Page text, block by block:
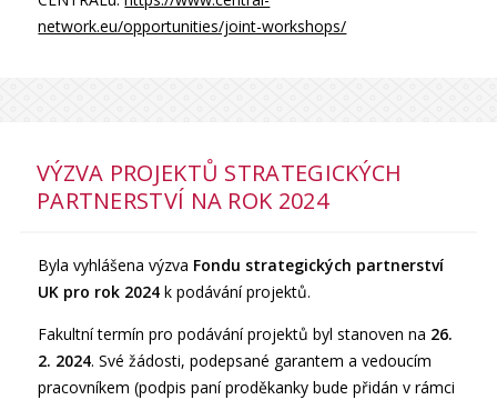
network.eu/opportunities/joint-workshops/
VÝZVA PROJEKTŮ STRATEGICKÝCH
PARTNERSTVÍ NA ROK 2024
Byla vyhlášena výzva Fondu strategických partnerství
UK pro rok 2024k podávání projektů.
Fakultní termín pro podávání projektů byl stanoven na 26.
2. 2024. Své žádosti, podepsané garantem a vedoucím
pracovníkem (podpis paní proděkanky bude přidán v rámci